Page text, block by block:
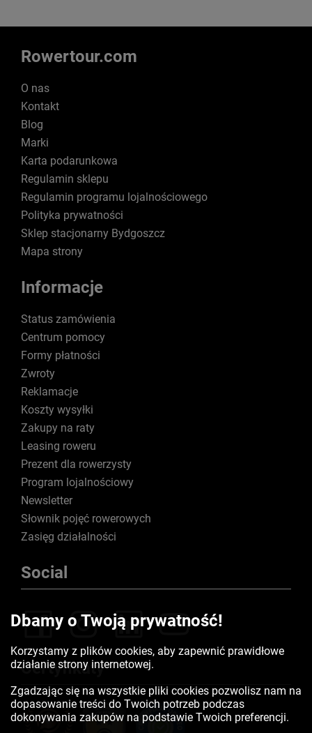
Rowertour.com
O nas
Kontakt
Blog
Marki
Karta podarunkowa
Regulamin sklepu
Regulamin programu lojalnościowego
Polityka prywatności
Sklep stacjonarny Bydgoszcz
Mapa strony
Informacje
Status zamówienia
Centrum pomocy
Formy płatności
Zwroty
Reklamacje
Koszty wysyłki
Zakupy na raty
Leasing roweru
Prezent dla rowerzysty
Program lojalnościowy
Newsletter
Słownik pojęć rowerowych
Zasięg działalności
Social
Certyfikaty
Dbamy o Twoją prywatność!
Korzystamy z plików cookies, aby zapewnić prawidłowe
działanie strony internetowej.
Zgadzając się na wszystkie pliki cookies pozwolisz nam na
dopasowanie treści do Twoich potrzeb podczas
dokonywania zakupów na podstawie Twoich preferencji.